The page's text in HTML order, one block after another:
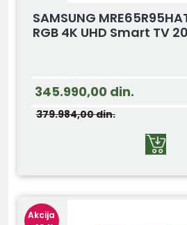
SAMSUNG
RGB 4K UHD Smart TV
345.990,00 din.
379.984,00din.
Akcija